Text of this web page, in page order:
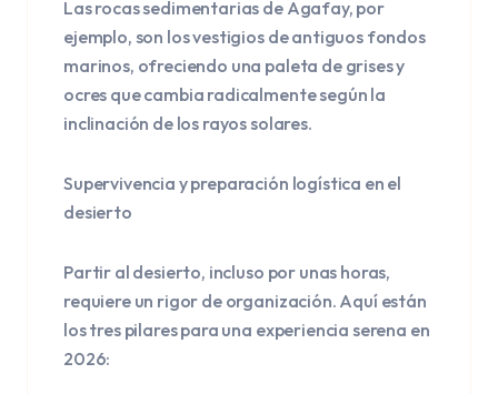
Las rocas sedimentarias de Agafay, por
ejemplo, son los vestigios de antiguos fondos
marinos, ofreciendo una paleta de grises y
ocres que cambia radicalmente según la
inclinación de los rayos solares.
Supervivencia y preparación logística en el
desierto
Partir al desierto, incluso por unas horas,
requiere un rigor de organización. Aquí están
los tres pilares para una experiencia serena en
2026: